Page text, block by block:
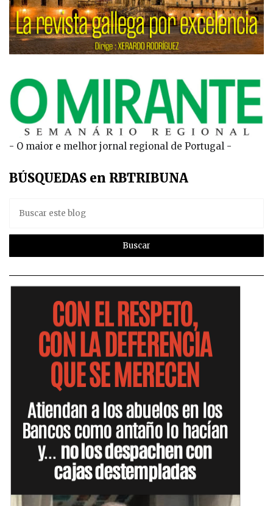
- O maior e melhor jornal regional de Portugal -
BÚSQUEDAS en RBTRIBUNA